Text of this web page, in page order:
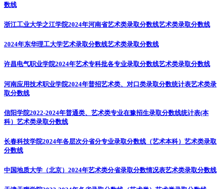
数线
浙江工业大学之江学院2024年河南省艺术类录取分数线艺术类录取分数线
2024年东华理工大学艺术录取分数线艺术类录取分数线
许昌电气职业学院2024年艺术专科批各专业录取分数线艺术类录取分数线
河南应用技术职业学院2024年普招艺术类、对口类录取分数统计表艺术类录
取分数线
信阳学院2022-2024年普通类、艺术类专业在豫招生录取分数线统计表(本
科） 艺术类录取分数线
长春科技学院2024年各层次分省分专业录取分数线（艺术本科） 艺术类录取
分数线
中国地质大学（北京）2024年艺术类分省录取分数情况表艺术类录取分数线